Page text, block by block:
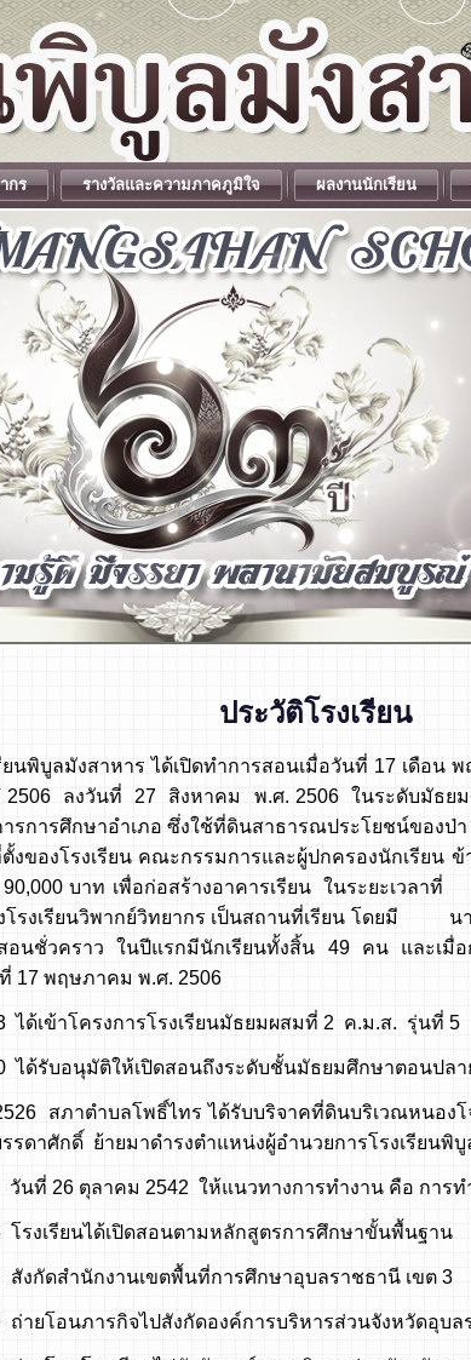
กร รางวัลและความภาคภูมิใจ ผลงานนักเรียน
ประวัติโรงเรียน
ยนพิบูลมังสาหาร ได้เปิดทำการสอนเมื่อวันที่ 17 เดือน
2506 ลงวันที่ 27 สิงหาคม พ.ศ. 2506 ในระดับมัธย
ารการศึกษาอำเภอ ซึ่งใช้ที่ดินสาธารณประโยชน์ข
งของโรงเรียน คณะกรรมการและผู้ปกครองนักเรียน
บาท เพื่อก่อสร้างอาคารเรียน ในระยะเวลา
โรงเรียนวิพากย์วิทยากร เป็นสถานที่เรียน โดยมี น
อนชั่วคราว ในปีแรกมีนักเรียนทั้งสิ้น 49 คน และเมื่อ
17 พฤษภาคม พ.ศ. 2506
โครงการโรงเรียนมัธยมผสมที่ 2 ค.ม.ส. รุ่นที่ 5
นุมัติให้เปิดสอนถึงระดับชั้นมัธยมศึกษาตอนปลา
บลโพธิ์ไทร ได้รับบริจาคที่ดินบริเวณหนองโจด บ้
ดาศักดิ์ ย้ายมาดำรงตำแหน่งผู้อำนวยการโรงเรียนพิบู
ให้แนวทางการทำงาน คือ การทำงา
ยนได้เปิดสอนตามหลักสูตรการศึกษาขั้นพื้นฐาน
ำนักงานเขตพื้นที่การศึกษาอุบลราชธานี เขต 3
นภารกิจไปสังกัดองค์การบริหารส่วนจังหวัดอุบล